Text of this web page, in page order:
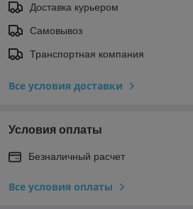
Доставка курьером
Самовывоз
Транспортная компания
Все условия доставки
Условия оплаты
Безналичный расчет
Все условия оплаты